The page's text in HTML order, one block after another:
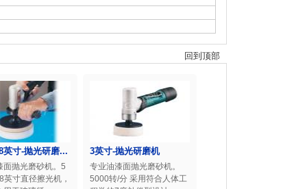
回到顶部
英寸-抛光研磨...
面抛光磨砂机。5
英寸直径擦光机，
3英寸-抛光研磨机
专业油漆面抛光磨砂机。
5000转/分 采用符合人体工